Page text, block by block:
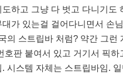
하고 그냥 다 벗고 다니기도
가 있는걸 걸어다니면서 손
의 스트립바 처럼? 약간 그런
호판 붙여서 있고 거기서 픽하
시스템 자체는 스트립바임.